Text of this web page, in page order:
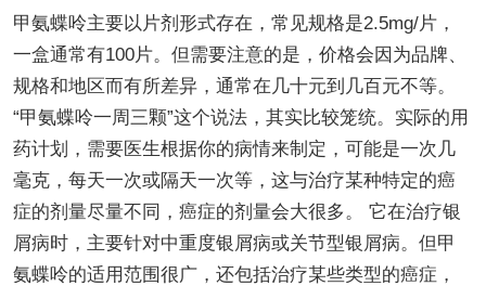
甲氨蝶呤主要以片剂形式存在，常见规格是2.5mg/片，
一盒通常有100片。但需要注意的是，价格会因为品牌、
规格和地区而有所差异，通常在几十元到几百元不等。
“甲氨蝶呤一周三颗”这个说法，其实比较笼统。实际的用
药计划，需要医生根据你的病情来制定，可能是一次几
毫克，每天一次或隔天一次等，这与治疗某种特定的癌
症的剂量尽量不同，癌症的剂量会大很多。 它在治疗银
屑病时，主要针对中重度银屑病或关节型银屑病。但甲
氨蝶呤的适用范围很广，还包括治疗某些类型的癌症，